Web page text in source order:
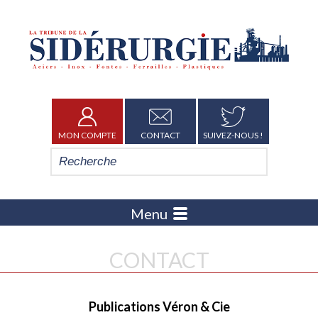
MON COMPTE CONTACT SUIVEZ-NOUS !
Menu
CONTACT
Publications Véron & Cie